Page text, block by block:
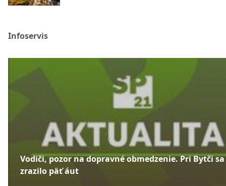
Infoservis
Vodiči, pozor na dopravné obmedzenie. Pri Bytči sa
zrazilo päť áut